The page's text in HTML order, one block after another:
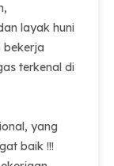
layak huni
bekerja
terkenal di
yang
baik !!!